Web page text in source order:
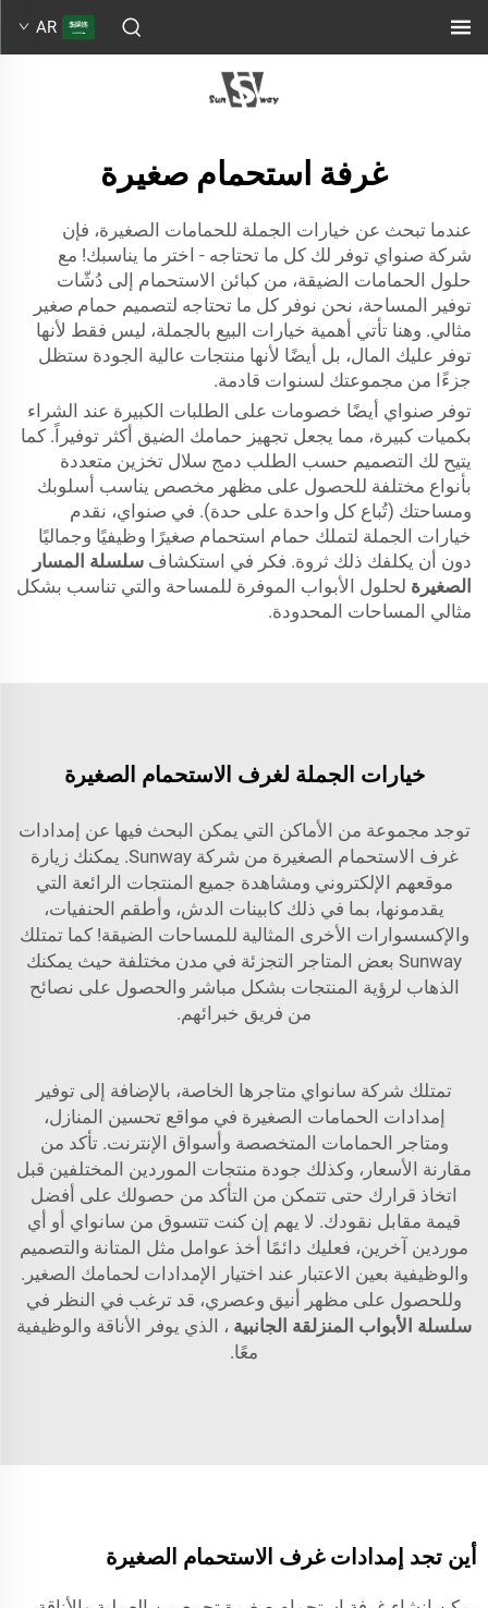
AR
غرفة استحمام صغيرة
عندما تبحث عن خيارات الجملة للحمامات الصغيرة، فإن
شركة صنواي توفر لك كل ما تحتاجه - اختر ما يناسبك! مع
حلول الحمامات الضيقة، من كبائن الاستحمام إلى دُشّات
توفير المساحة، نحن نوفر كل ما تحتاجه لتصميم حمام صغير
مثالي. وهنا تأتي أهمية خيارات البيع بالجملة، ليس فقط لأنها
توفر عليك المال، بل أيضًا لأنها منتجات عالية الجودة ستظل
جزءًا من مجموعتك لسنوات قادمة.
توفر صنواي أيضًا خصومات على الطلبات الكبيرة عند الشراء
بكميات كبيرة، مما يجعل تجهيز حمامك الضيق أكثر توفيراً. كما
يتيح لك التصميم حسب الطلب دمج سلال تخزين متعددة
بأنواع مختلفة للحصول على مظهر مخصص يناسب أسلوبك
ومساحتك (تُباع كل واحدة على حدة). في صنواي، نقدم
خيارات الجملة لتملك حمام استحمام صغيرًا وظيفيًا وجماليًا
دون أن يكلفك ذلك ثروة. فكر في استكشاف سلسلة المسار
الصغيرة لحلول الأبواب الموفرة للمساحة والتي تناسب بشكل
مثالي المساحات المحدودة.
خيارات الجملة لغرف الاستحمام الصغيرة
توجد مجموعة من الأماكن التي يمكن البحث فيها عن إمدادات
غرف الاستحمام الصغيرة من شركة Sunway. يمكنك زيارة
موقعهم الإلكتروني ومشاهدة جميع المنتجات الرائعة التي
يقدمونها، بما في ذلك كابينات الدش، وأطقم الحنفيات،
والإكسسوارات الأخرى المثالية للمساحات الضيقة! كما تمتلك
Sunway بعض المتاجر التجزئة في مدن مختلفة حيث يمكنك
الذهاب لرؤية المنتجات بشكل مباشر والحصول على نصائح
من فريق خبرائهم.
تمتلك شركة سانواي متاجرها الخاصة، بالإضافة إلى توفير
إمدادات الحمامات الصغيرة في مواقع تحسين المنازل،
ومتاجر الحمامات المتخصصة وأسواق الإنترنت. تأكد من
مقارنة الأسعار، وكذلك جودة منتجات الموردين المختلفين قبل
اتخاذ قرارك حتى تتمكن من التأكد من حصولك على أفضل
قيمة مقابل نقودك. لا يهم إن كنت تتسوق من سانواي أو أي
موردين آخرين، فعليك دائمًا أخذ عوامل مثل المتانة والتصميم
والوظيفية بعين الاعتبار عند اختيار الإمدادات لحمامك الصغير.
وللحصول على مظهر أنيق وعصري، قد ترغب في النظر في
سلسلة الأبواب المنزلقة الجانبية ، الذي يوفر الأناقة والوظيفية
معًا.
أين تجد إمدادات غرف الاستحمام الصغيرة